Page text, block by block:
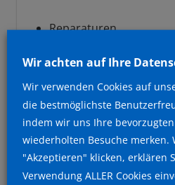
Reparaturen,
Nebenkosten und
allgemeine KFZ-Kosten
0000
Wir achten auf Ihre
Wir verwenden Cookies auf
die bestmöglichste
indem wir uns Ihre
wiederholten Besuche merken.
"Akzeptieren" klicken, erklären
Verwendung ALLER Cookies